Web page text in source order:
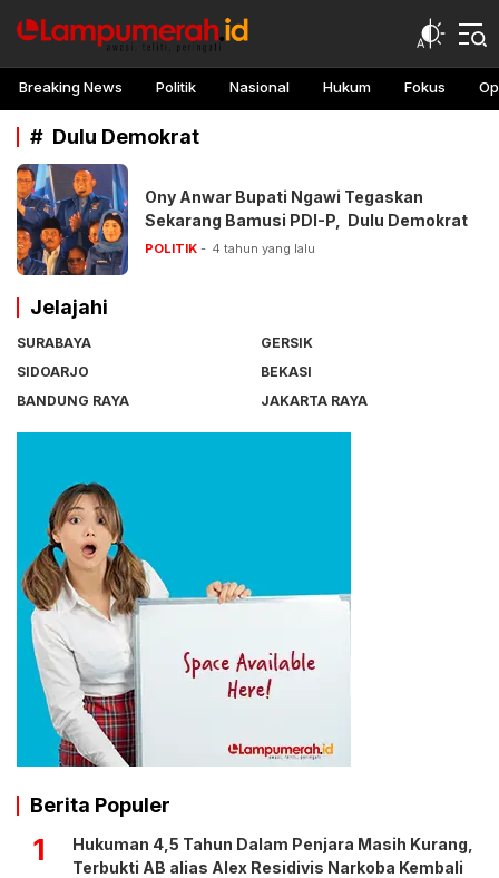
lampu merah
Awasi, teliti, peringati
Breaking News Politik Nasional Hukum Fokus
# Dulu Demokrat
Ony Anwar Bupati Ngawi Tegaskan
Sekarang Bamusi PDI-P, Dulu Demokrat
POLITIK 4 tahun yang lalu
Jelajahi
SURABAYA
GERSIK
SIDOARJO
BEKASI
BANDUNG RAYA
JAKARTA RAYA
Berita Populer
1
Hukuman 4,5 Tahun Dalam Penjara Masih Kurang,
Terbukti AB alias Alex Residivis Narkoba Kembali